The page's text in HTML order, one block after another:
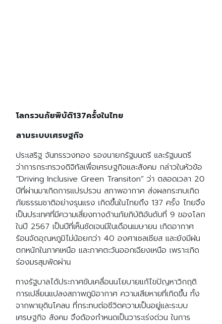
โลกรวนภัยพิบัติ137ครั้งในไทย
ลามระบบเศรษฐกิจ
ประเสริฐ จันทรรวงทอง รองนายกรัฐมนตรี และรัฐมนตรี
ว่าการกระทรวงดิจิทัลเพื่อเศรษฐกิจและสังคม กล่าวในหัวข้อ
“Driving Inclusive Green Transiton” ว่า ตลอดเวลา 20
ปีที่ผ่านมาเกิดการแปรปรวน สภาพอากาศ ส่งผลกระทบเกิด
ภัยธรรมชาติอย่างรุนแรง เกิดขึ้นในไทยถึง 137 ครั้ง ไทยจึง
เป็นประเทศที่มีความเสี่ยงทางด้านภัยภิบัติอันดับที่ 9 ของโลก
ในปี 2567 เป็นปีที่เห็นชัดเจนมีในเดือนเมษายน เกิดอากาศ
ร้อนจัดอุณหภูมิไม่น้อยกว่า 40 องศาเซลเซียส และยังมีฝน
ตกหนักในภาคเหนือ และภาคตะวันออกเฉียงเหนือ เพราะเกิด
ร่องมรสุมพัดผ่าน
ทางรัฐบาลได้ประกาศขับเคลื่อนนโยบายแก้ไขปัญหาวิกฤติ
การเปลี่ยนแปลงสภาพภูมิอากาศ ความเสียหายที่เกิดขึ้น ทั้ง
จากพายุดินโคลน ที่กระทบต่อชีวิตความเป็นอยู่และระบบ
เศรษฐกิจ สังคม จึงต้องกำหนดเป็นวาระเร่งด่วน ในการ